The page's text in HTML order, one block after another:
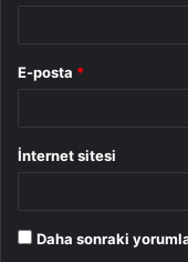
E-posta *
İnternet sitesi
Daha sonraki